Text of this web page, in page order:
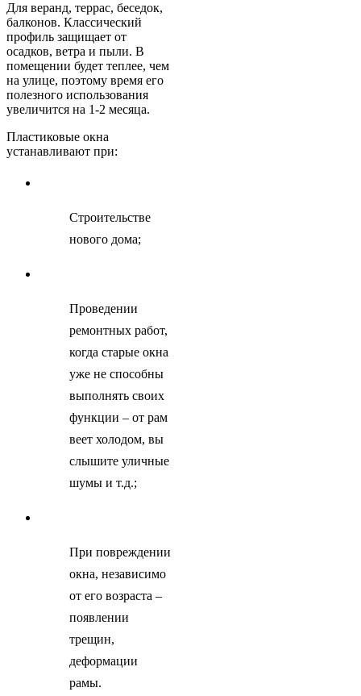
Для веранд, террас, беседок,
балконов. Классический
профиль защищает от
осадков, ветра и пыли. В
помещении будет теплее, чем
на улице, поэтому время его
полезного использования
увеличится на 1-2 месяца.
Пластиковые окна
устанавливают при:
Строительстве
нового дома;
Проведении
ремонтных работ,
когда старые окна
уже не способны
выполнять своих
функции – от рам
веет холодом, вы
слышите уличные
шумы и т.д.;
При повреждении
окна, независимо
от его возраста –
появлении
трещин,
деформации
рамы.